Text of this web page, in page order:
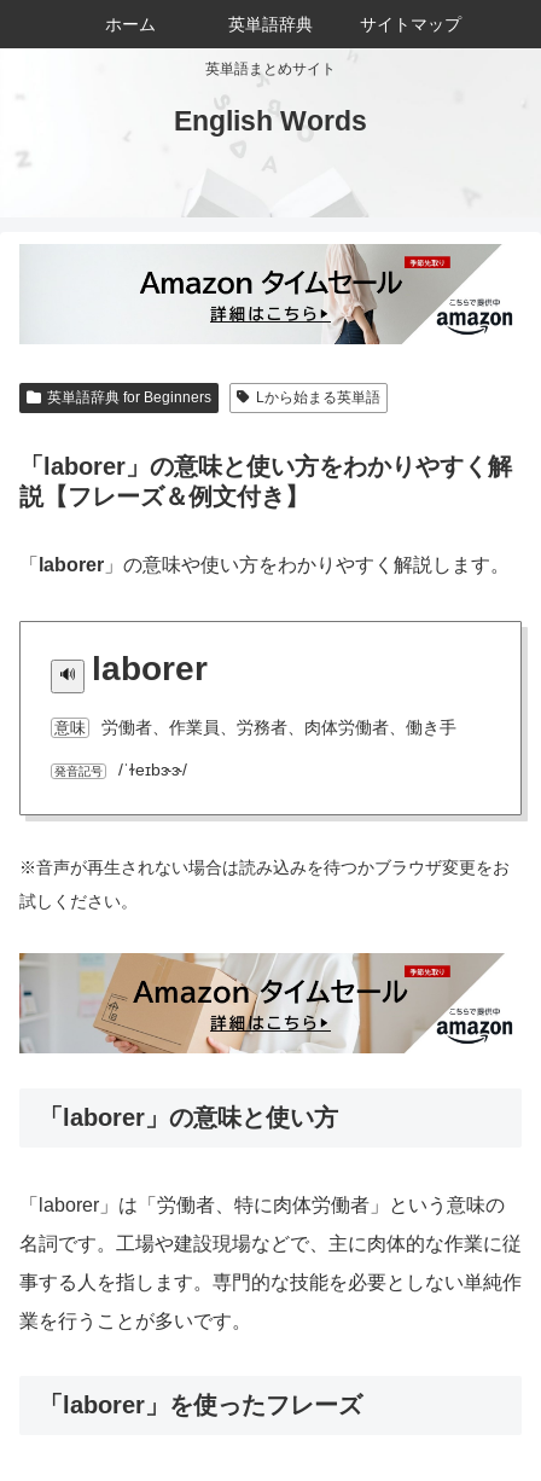
英単語まとめサイト
English Words
ホーム 英単語辞典 サイトマップ
英単語辞典 for Beginners Lから始まる英単語
「laborer」の意味と使い方をわかりやすく解
説【フレーズ＆例文付き】
「 laborer 」の意味や使い方をわかりやすく解説します。
laborer
意味 労働者、作業員、労務者、肉体労働者、働き手
発音記号 /ˈɫeɪbɝɝ/
※音声が再生されない場合は読み込みを待つかブラウザ変更をお
試しください。
「laborer」の意味と使い方
「laborer」は「労働者、特に肉体労働者」という意味の
名詞です。工場や建設現場などで、主に肉体的な作業に従
事する人を指します。専門的な技能を必要としない単純作
業を行うことが多いです。
「laborer」を使ったフレーズ